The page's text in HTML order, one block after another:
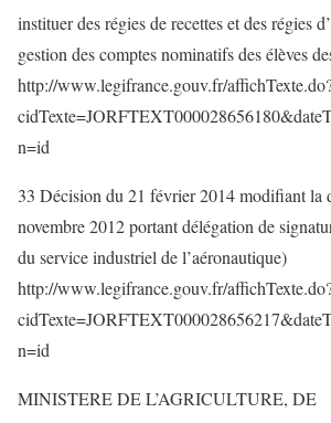
instituer des régies de recettes et des régies
gestion des comptes nominatifs des élèves
http://www.legifrance.gouv.fr/
n=id
33 Décision du 21 février 2014 modifiant la
novembre 2012 portant délégation de
du service industriel de l’aéronautique)
http://www.legifrance.gouv.fr/
n=id
MINISTERE DE L’AGRICULTURE, DE